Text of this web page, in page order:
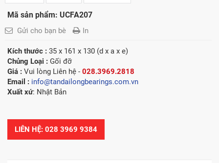
Mã sản phẩm: UCFA207
Gửi cho bạn bè In
Kích thước : 35 x 161 x 130 (d x a x e)
Chủng Loại : Gối đỡ
Giá : Vui lòng Liên hệ - 028.3969.2818
Email : info@tandailongbearings.com.vn
Xuất xứ: Nhật Bản
LIÊN HỆ: 028 3969 9384